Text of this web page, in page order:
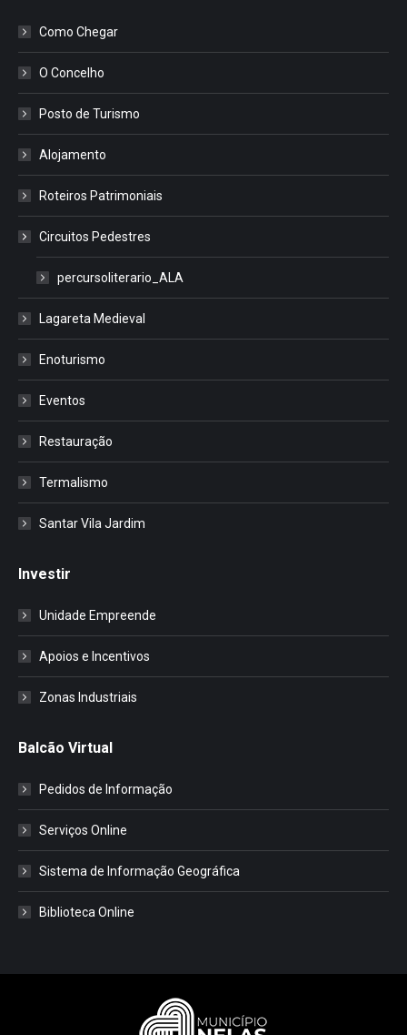
Como Chegar
O Concelho
Posto de Turismo
Alojamento
Roteiros Patrimoniais
Circuitos Pedestres
percursoliterario_ALA
Lagareta Medieval
Enoturismo
Eventos
Restauração
Termalismo
Santar Vila Jardim
Investir
Unidade Empreende
Apoios e Incentivos
Zonas Industriais
Balcão Virtual
Pedidos de Informação
Serviços Online
Sistema de Informação Geográfica
Biblioteca Online